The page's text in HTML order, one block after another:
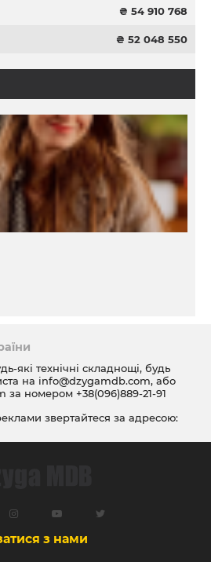
₴ 54 910 768
₴ 52 048 550
які технічні складнощі, будь
на info@dzygamdb.com, або
за номером +38(096)889-21-91
звертайтеся за адресою:
з нами